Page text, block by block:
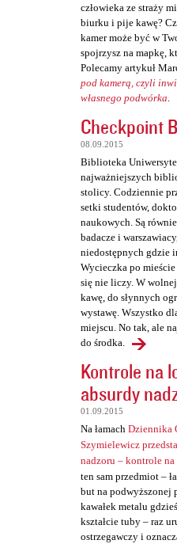
człowieka ze straży
biurku i pije kawę?
kamer może być w
spojrzysz na mapkę,
Polecamy artykuł
pod kamerą, czyli
własnego podwórka.
Checkpoint
08.09.2015
Biblioteka
najważniejszych
stolicy. Codziennie
setki studentów,
naukowych. Są
badacze i
niedostępnych gdzie
Wycieczka po
się nie liczy. W
kawę, do słynnych
wystawę. Wszystko
miejscu. No tak, ale
do środka.
Kontrole na
absurdy
01.09.2015
Na łamach Dziennika
Szymielewicz
nadzoru – kontrole
ten sam przedmiot –
but na podwyższonej
kawałek metalu
kształcie tuby – raz
ostrzegawczy i